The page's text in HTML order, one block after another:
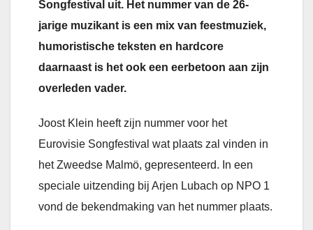
Songfestival uit. Het nummer van de 26-
jarige muzikant is een mix van feestmuziek,
humoristische teksten en hardcore
daarnaast is het ook een eerbetoon aan zijn
overleden vader.
Joost Klein heeft zijn nummer voor het
Eurovisie Songfestival wat plaats zal vinden in
het Zweedse Malmö, gepresenteerd. In een
speciale uitzending bij Arjen Lubach op NPO 1
vond de bekendmaking van het nummer plaats.